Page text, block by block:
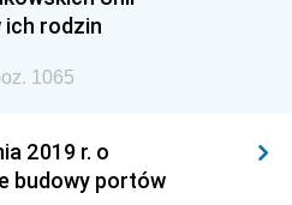
ich rodzin
1065
2019 r. o
budowy portów